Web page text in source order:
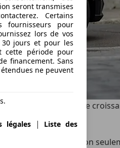
pour opérer une
gamme que le ZS. Non
seront transmises
Certains
fournisseurs pour
lors de vos
jours et pour les
cette période pour
financement. Sans
ne peuvent
légales|
Liste des